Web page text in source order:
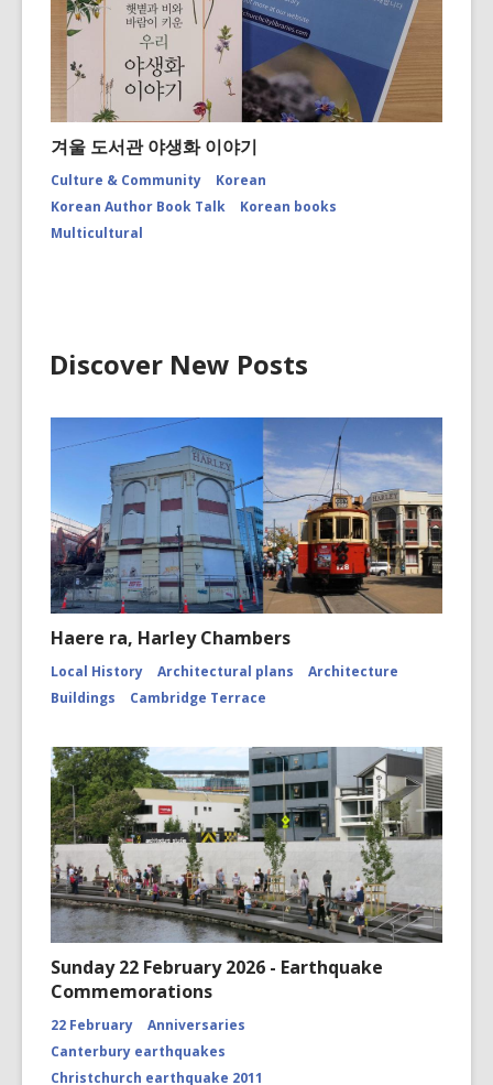
겨울 도서관 야생화 이야기
Culture & Community
Korean
Korean Author Book Talk
Korean books
Multicultural
Discover New Posts
Haere ra, Harley Chambers
Local History Architectural plans
Architecture
Buildings
Cambridge Terrace
Sunday 22 February 2026 - Earthquake
Commemorations
22 February
Anniversaries
Canterbury earthquakes
Christchurch earthquake 2011